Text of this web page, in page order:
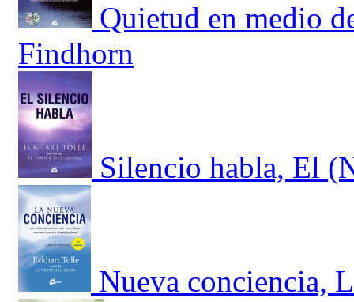
Quietud en medio
Findhorn
Silencio habla, El
Nueva conciencia,